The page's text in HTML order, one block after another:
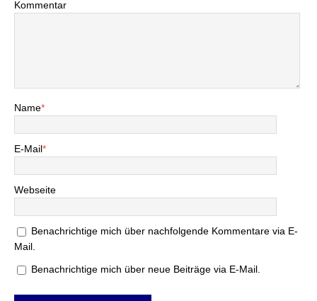
Kommentar
Name*
E-Mail*
Webseite
Benachrichtige mich über nachfolgende Kommentare via E-
Mail.
Benachrichtige mich über neue Beiträge via E-Mail.